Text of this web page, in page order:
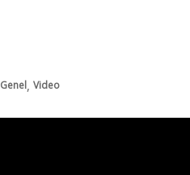
Genel, Video